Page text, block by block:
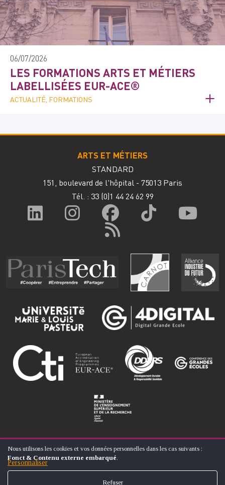
06/07/2026
LES FORMATIONS ARTS ET MÉTIERS
LABELLISÉES EUR-ACE®
ACTUALITÉ, FORMATIONS
ARTS ET MÉTIERS
STANDARD
151, boulevard de l'hôpital - 75013 Paris
Tél. : 33 (0)1 44 24 62 99
© ÉCOLE NATIONALE SUPÉRIEURE D'ARTS ET MÉTIERS
MENTIONS LÉGALES
UTILISATION
DES
DONNÉES
Nous utilisons les cookies et vos données personnelles dans les cas suivants :
Fonct & Contenu externe embarqué.
Personnaliser
Refuser